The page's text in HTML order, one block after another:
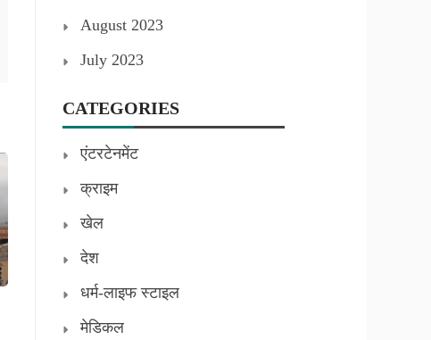
August 2023
July 2023
CATEGORIES
एंटरटेनमेंट
क्राइम
खेल
देश
धर्म-लाइफ स्टाइल
मेडिकल